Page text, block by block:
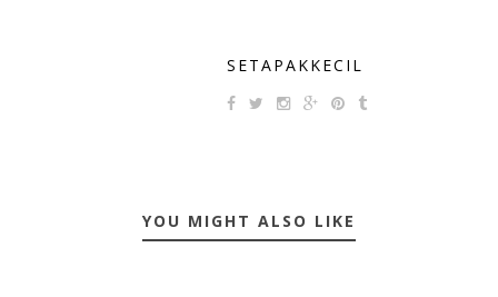
SETAPAKKECIL
YOU MIGHT ALSO LIKE